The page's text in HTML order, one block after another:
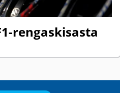
rengaskisasta